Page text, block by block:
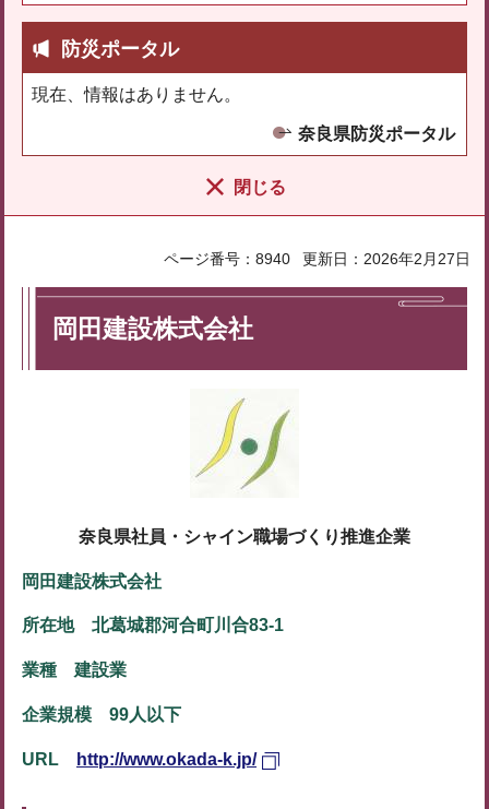
防災ポータル
現在、情報はありません。
奈良県防災ポータル
閉じる
ページ番号：8940 更新日：2026年2月27日
岡田建設株式会社
奈良県社員・シャイン職場づくり推進企業
岡田建設株式会社
所在地 北葛城郡河合町川合83-1
業種 建設業
企業規模 99人以下
URL http://www.okada-k.jp/